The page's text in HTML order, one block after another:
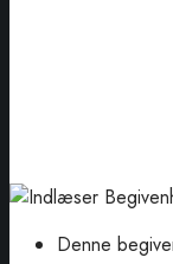
Denne